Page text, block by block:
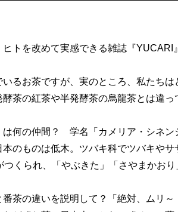
トを改めて実感できる雑誌『YUCARI
るお茶ですが、実のところ、私たち
茶の紅茶や半発酵茶の烏龍茶とは違っ
は何の仲間？ 学名「カメリア・シネン
のものは低木。ツバキ科でツバキやサ
くられ、「やぶきた」「さやまかお
茶の違いを説明して？「絶対、ムリ～